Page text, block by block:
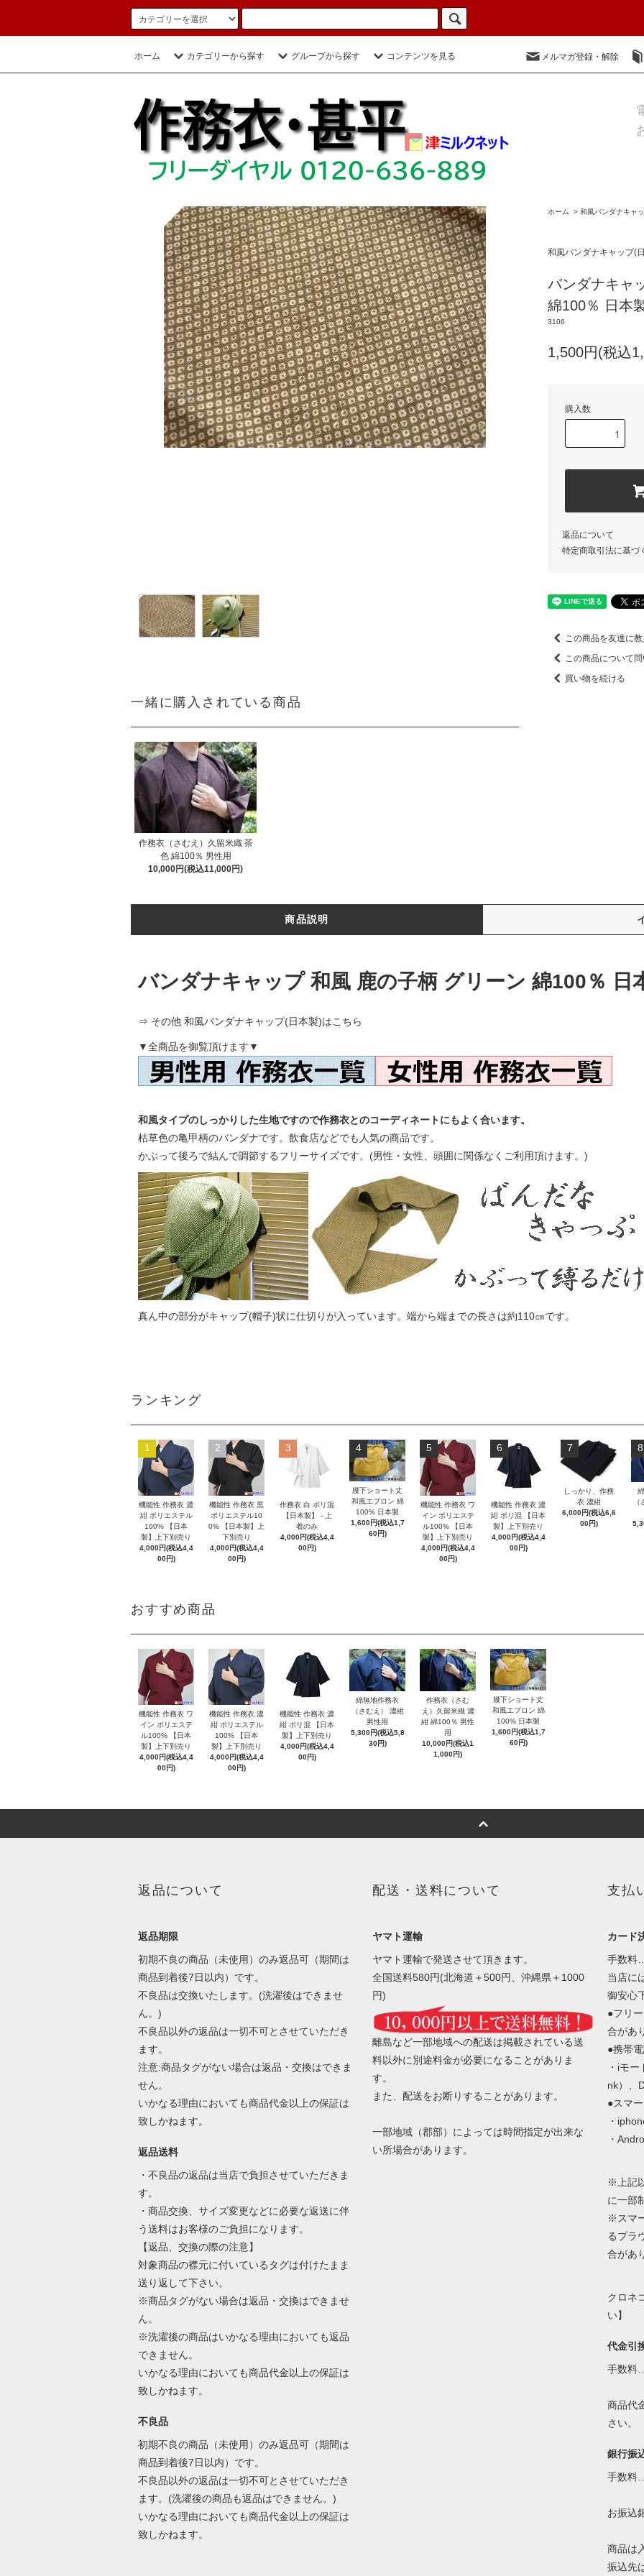
ホーム カテゴリーから探す グループから探す コンテンツを見る メルマガ登録・解除
一緒に購入されている商品
作務衣（さむえ）久留米織 茶
色 綿100％ 男性用
10,000円(税込11,000円)
ホーム > 和風バンダナキャ
和風バンダナキャップ(
バンダナキャ
綿100％ 日本
3106
1,500円(税込
購入数
返品について
特定商取引法に基づ
この商品を友達に
この商品について
買い物を続ける
商品説明
バンダナキャップ 和風 鹿の子柄 グリーン 綿100％ 日
⇒ その他 和風バンダナキャップ(日本製)はこちら
▼全商品を御覧頂けます▼
和風タイプのしっかりした生地ですので作務衣とのコーディネートにもよく合います。
枯草色の亀甲柄のバンダナです。飲食店などでも人気の商品です。
かぶって後ろで結んで調節するフリーサイズです。(男性・女性、頭囲に関係なくご利用頂けます。)
真ん中の部分がキャップ(帽子)状に仕切りが入っています。端から端までの長さは約110㎝です。
ランキング
1
機能性 作務衣 濃
紺 ポリエステル
100% 【日本
製】上下別売り
4,000円(税込4,4
00円)
2
機能性 作務衣 黒
ポリエステル10
0% 【日本製】上
下別売り
4,000円(税込4,4
00円)
3
作務衣 白 ポリ混
【日本製】 - 上
着のみ
4,000円(税込4,4
00円)
4
腰下ショート丈
和風エプロン 綿
100% 日本製
1,600円(税込1,7
60円)
5
機能性 作務衣 ワ
イン ポリエステ
ル100% 【日本
製】上下別売り
4,000円(税込4,4
00円)
6
機能性 作務衣 濃
紺 ポリ混 【日本
製】上下別売り
4,000円(税込4,4
00円)
7
しっかり、作務
衣 濃紺
6,000円(税込6,6
00円)
8
おすすめ商品
機能性 作務衣 ワ
イン ポリエステ
ル100% 【日本
製】上下別売り
4,000円(税込4,4
00円)
機能性 作務衣 濃
紺 ポリエステル
100% 【日本
製】上下別売り
4,000円(税込4,4
00円)
機能性 作務衣 濃
紺 ポリ混 【日本
製】上下別売り
4,000円(税込4,4
00円)
綿無地作務衣
（さむえ） 濃紺
男性用
5,300円(税込5,8
30円)
作務衣（さむ
え）久留米織 濃
紺 綿100％ 男性
用
10,000円(税込1
1,000円)
腰下ショート丈
和風エプロン 綿
100% 日本製
1,600円(税込1,7
60円)
返品について
返品期限
初期不良の商品（未使用）のみ返品可（期間は
商品到着後7日以内）です。
不良品は交換いたします。(洗濯後はできませ
ん。)
不良品以外の返品は一切不可とさせていただき
ます。
注意:商品タグがない場合は返品・交換はできま
せん。
いかなる理由においても商品代金以上の保証は
致しかねます。
返品送料
・不良品の返品は当店で負担させていただきま
す。
・商品交換、サイズ変更などに必要な返送に伴
う送料はお客様のご負担になります。
【返品、交換の際の注意】
対象商品の襟元に付いているタグは付けたまま
送り返して下さい。
※商品タグがない場合は返品・交換はできませ
ん。
※洗濯後の商品はいかなる理由においても返品
できません。
いかなる理由においても商品代金以上の保証は
致しかねます。
不良品
初期不良の商品（未使用）のみ返品可（期間は
商品到着後7日以内）です。
不良品以外の返品は一切不可とさせていただき
ます。(洗濯後の商品も返品はできません。)
いかなる理由においても商品代金以上の保証は
致しかねます。
配送・送料について
ヤマト運輸
ヤマト運輸で発送させて頂きます。
全国送料580円(北海道＋500円、沖縄県＋1000
円)
離島など一部地域への配送は掲載されている送
料以外に別途料金が必要になることがありま
す。
また、配送をお断りすることがあります。
一部地域（郡部）によっては時間指定が出来な
い所場合があります。
支払
カード
手数料
当店に
御安心
●フリ
合があ
●携帯
・iモ
nk）、
●スマ
・
・
※上記
に一部
※スマ
るプラ
合があ
クロネ
い】
代金引
手数料
商品代
さい。
銀行振
手数料
お振込
商品は
振込先